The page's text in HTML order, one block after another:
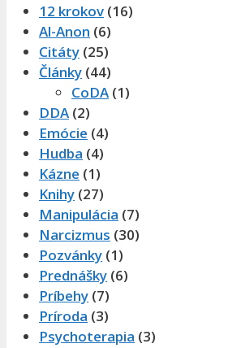
12 krokov (16)
Al-Anon (6)
Citáty (25)
Články (44)
CoDA (1)
DDA (2)
Emócie (4)
Hudba (4)
Kázne (1)
Knihy (27)
Manipulácia (7)
Narcizmus (30)
Pozvánky (1)
Prednášky (6)
Príbehy (7)
Príroda (3)
Psychoterapia (3)